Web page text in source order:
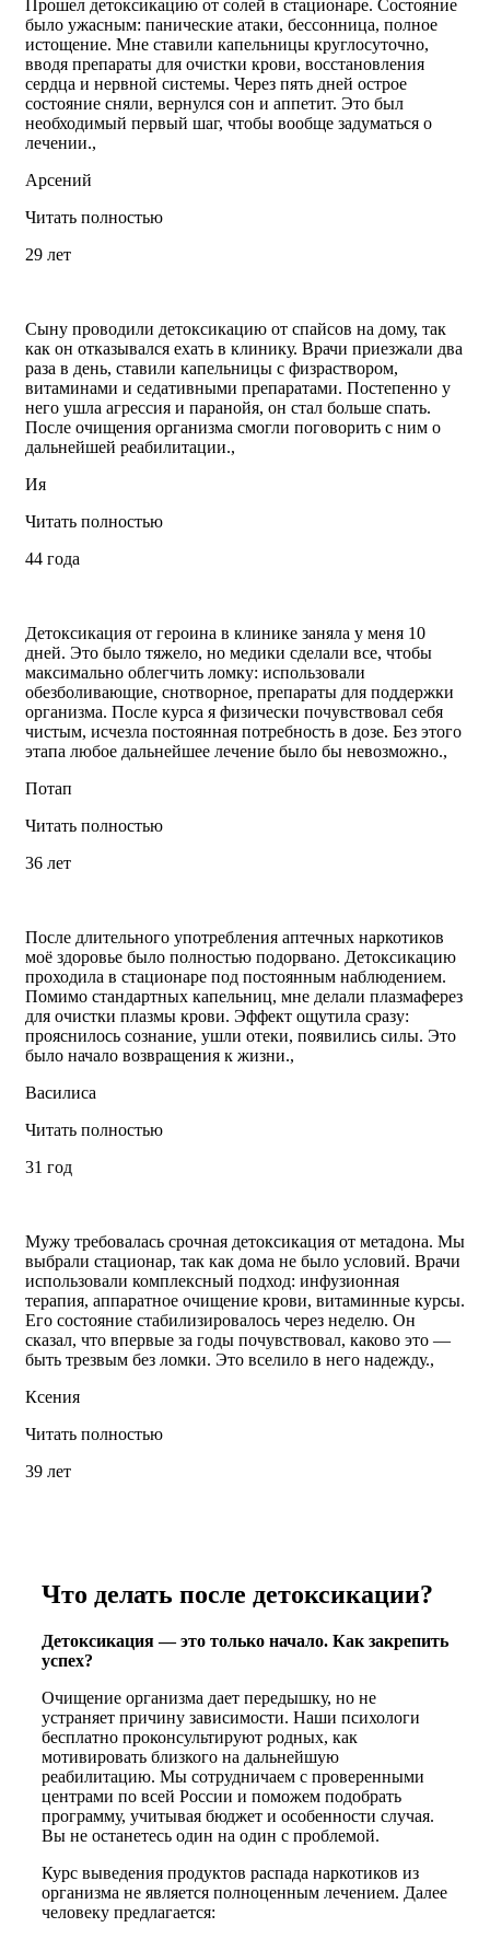
Прошел детоксикацию от солей в стационаре. Состояние
было ужасным: панические атаки, бессонница, полное
истощение. Мне ставили капельницы круглосуточно,
вводя препараты для очистки крови, восстановления
сердца и нервной системы. Через пять дней острое
состояние сняли, вернулся сон и аппетит. Это был
необходимый первый шаг, чтобы вообще задуматься о
лечении.,
Арсений
Читать полностью
29 лет
Сыну проводили детоксикацию от спайсов на дому, так
как он отказывался ехать в клинику. Врачи приезжали два
раза в день, ставили капельницы с физраствором,
витаминами и седативными препаратами. Постепенно у
него ушла агрессия и паранойя, он стал больше спать.
После очищения организма смогли поговорить с ним о
дальнейшей реабилитации.,
Ия
Читать полностью
44 года
Детоксикация от героина в клинике заняла у меня 10
дней. Это было тяжело, но медики сделали все, чтобы
максимально облегчить ломку: использовали
обезболивающие, снотворное, препараты для поддержки
организма. После курса я физически почувствовал себя
чистым, исчезла постоянная потребность в дозе. Без этого
этапа любое дальнейшее лечение было бы невозможно.,
Потап
Читать полностью
36 лет
После длительного употребления аптечных наркотиков
моё здоровье было полностью подорвано. Детоксикацию
проходила в стационаре под постоянным наблюдением.
Помимо стандартных капельниц, мне делали плазмаферез
для очистки плазмы крови. Эффект ощутила сразу:
прояснилось сознание, ушли отеки, появились силы. Это
было начало возвращения к жизни.,
Василиса
Читать полностью
31 год
Мужу требовалась срочная детоксикация от метадона. Мы
выбрали стационар, так как дома не было условий. Врачи
использовали комплексный подход: инфузионная
терапия, аппаратное очищение крови, витаминные курсы.
Его состояние стабилизировалось через неделю. Он
сказал, что впервые за годы почувствовал, каково это —
быть трезвым без ломки. Это вселило в него надежду.,
Ксения
Читать полностью
39 лет
Что делать после детоксикации?
Детоксикация — это только начало. Как закрепить
успех?
Очищение организма дает передышку, но не
устраняет причину зависимости. Наши психологи
бесплатно проконсультируют родных, как
мотивировать близкого на дальнейшую
реабилитацию. Мы сотрудничаем с проверенными
центрами по всей России и поможем подобрать
программу, учитывая бюджет и особенности случая.
Вы не останетесь один на один с проблемой.
Курс выведения продуктов распада наркотиков из
организма не является полноценным лечением. Далее
человеку предлагается: